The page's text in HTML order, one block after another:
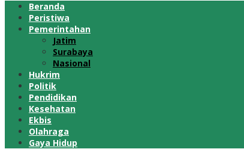
Beranda
Peristiwa
Pemerintahan
Jatim
Surabaya
Nasional
Hukrim
Politik
Pendidikan
Kesehatan
Ekbis
Olahraga
Gaya Hidup